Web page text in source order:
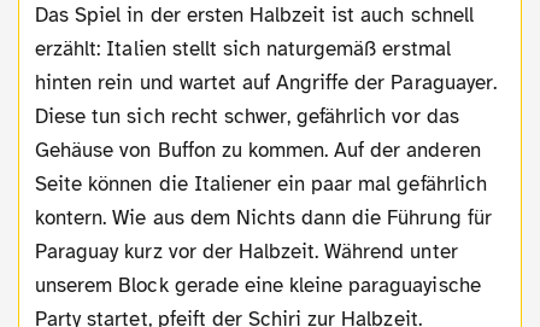
Das Spiel in der ersten Halbzeit ist auch schnell
erzählt: Italien stellt sich naturgemäß erstmal
hinten rein und wartet auf Angriffe der Paraguayer.
Diese tun sich recht schwer, gefährlich vor das
Gehäuse von Buffon zu kommen. Auf der anderen
Seite können die Italiener ein paar mal gefährlich
kontern. Wie aus dem Nichts dann die Führung für
Paraguay kurz vor der Halbzeit. Während unter
unserem Block gerade eine kleine paraguayische
Party startet, pfeift der Schiri zur Halbzeit.